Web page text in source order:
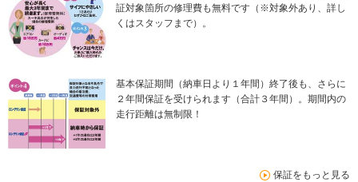
証対象箇所の修理費も無料です（※対象外あり、詳し
くはスタッフまで）。
基本保証期間（納車日より１年間）終了後も、さらに
２年間保証を受けられます（合計３年間）。期間内の
走行距離は無制限！
保証をもっと見る